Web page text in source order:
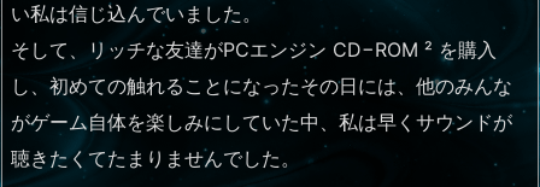
い私は信じ込んでいました。
そして、リッチな友達がPCエンジン CD−ROM ² を購入
し、初めての触れることになったその日には、他のみんな
がゲーム自体を楽しみにしていた中、私は早くサウンドが
聴きたくてたまりませんでした。